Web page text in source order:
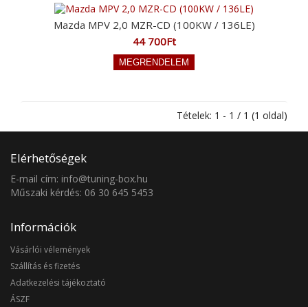
Mazda MPV 2,0 MZR-CD (100KW / 136LE)
44 700Ft
Tételek: 1 - 1 / 1 (1 oldal)
Elérhetőségek
E-mail cím: info@tuning-box.hu
Műszaki kérdés: 06 30 645 5453
Információk
Vásárlói vélemények
Szállítás és fizetés
Adatkezelési tájékoztató
ÁSZF